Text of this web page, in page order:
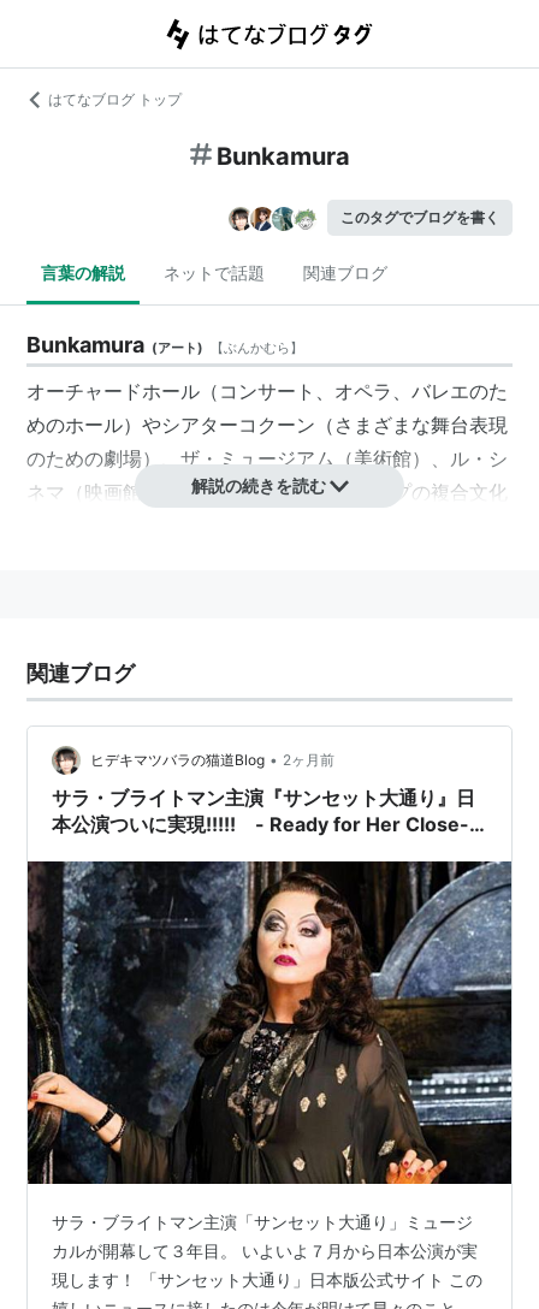
はてなブログ トップ
Bunkamura
このタグでブログを書く
言葉の解説 ネットで話題 関連ブログ
Bunkamura (アート) 【ぶんかむら】
オーチャードホール （ コンサート 、 オペラ 、バレエのた
めのホール）やシアターコクーン （さまざまな舞台表現
のための劇場）、ザ・ミュージアム（美術館）、ル・シ
ネマ（映画館）などからなる、東急グループの複合文化
東急田園都市線、東京メトロ半蔵門線/渋谷駅より徒
歩5分
解説の続きを読む
関連ブログ
ヒデキマツバラの猫道Blog • 2ヶ月前
サラ・ブライトマン主演『サンセット大通り』日
本公演ついに実現!!!!! - Ready for Her Close-
サラ・ブライトマン主演「サンセット大通り」ミュージ
カルが開幕して３年目。 いよいよ７月から日本公演が実
現します！ 「サンセット大通り」日本版公式サイト この